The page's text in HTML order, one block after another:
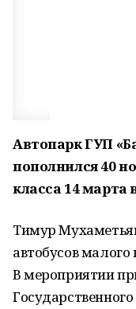
Автопарк ГУП
пополнился 40
класса 14 марта
Тимур
автобусов
В мероприятии